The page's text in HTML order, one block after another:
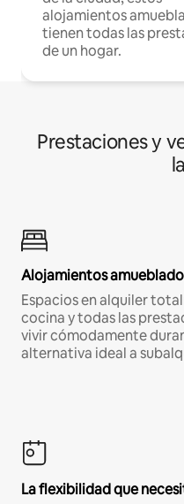
alojamientos
tienen todas las
de un hogar.
Prestaciones y
Alojamientos
Espacios en alquiler
cocina y todas las
vivir cómodamente
alternativa ideal a
La flexibilidad que